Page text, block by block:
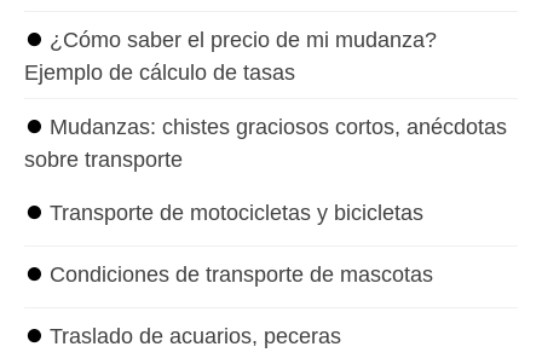
⏺ ¿Cómo saber el precio de mi mudanza?
Ejemplo de cálculo de tasas
⏺ Mudanzas: chistes graciosos cortos, anécdotas
sobre transporte
⏺ Transporte de motocicletas y bicicletas
⏺ Condiciones de transporte de mascotas
⏺ Traslado de acuarios, peceras